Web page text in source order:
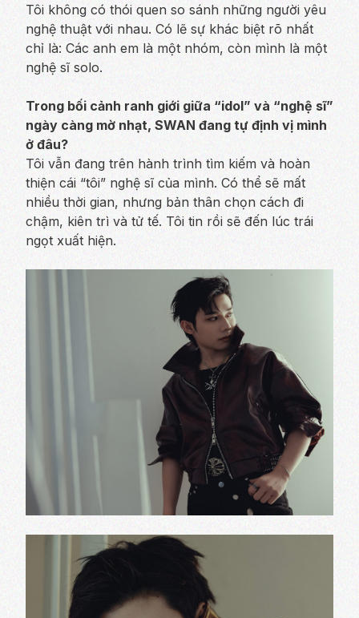
Tôi không có thói quen so sánh những người yêu
nghệ thuật với nhau. Có lẽ sự khác biệt rõ nhất
chỉ là: Các anh em là một nhóm, còn mình là một
nghệ sĩ solo.
Trong bối cảnh ranh giới giữa “idol” và “nghệ sĩ”
ngày càng mờ nhạt, SWAN đang tự định vị mình
ở đâu?
Tôi vẫn đang trên hành trình tìm kiếm và hoàn
thiện cái “tôi” nghệ sĩ của mình. Có thể sẽ mất
nhiều thời gian, nhưng bản thân chọn cách đi
chậm, kiên trì và tử tế. Tôi tin rồi sẽ đến lúc trái
ngọt xuất hiện.